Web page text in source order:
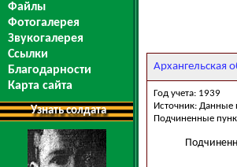
Файлы
Фотогалерея
Звукогалерея
Ссылки
Благодарности
Карта сайта
Узнать солдата
Архангельская
Год учета: 1939
Источник: Данные
Подчиненные